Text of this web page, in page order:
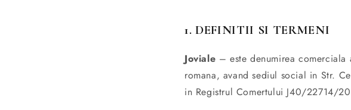
1. DEFINITII SI TERMENI
Joviale – este denumirea comerciala
romana, avand sediul social in Str.
in Registrul Comertului J40/22714/